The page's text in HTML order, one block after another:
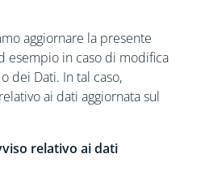
aggiornare la presente
esempio in caso di modifica
dei Dati. In tal caso,
ai dati aggiornata sul
relativo ai dati